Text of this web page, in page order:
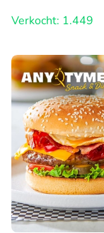
Verkocht: 1.449